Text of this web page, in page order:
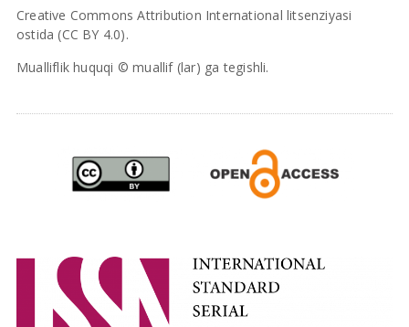
Creative Commons Attribution International litsenziyasi
ostida (CC BY 4.0).
Mualliflik huquqi © muallif (lar) ga tegishli.